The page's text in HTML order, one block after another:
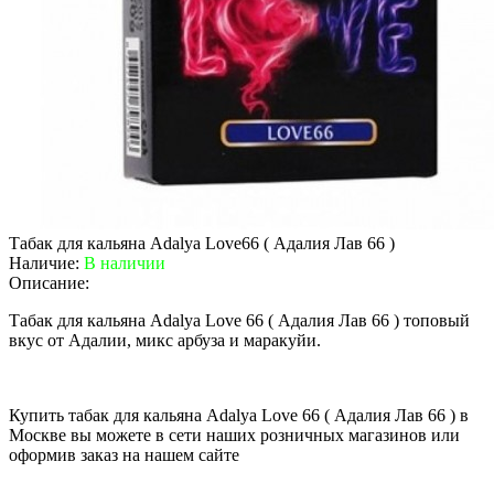
Табак для кальяна Adalya Love66 ( Адалия Лав 66 )
Наличие: В наличии
Описание:
Табак для кальяна Adalya Love 66 ( Адалия Лав 66 ) топовый
вкус от Адалии, микс арбуза и маракуйи.
Купить табак для кальяна Adalya Love 66 ( Адалия Лав 66 ) в
Москве вы можете в сети наших розничных магазинов или
оформив заказ на нашем сайте